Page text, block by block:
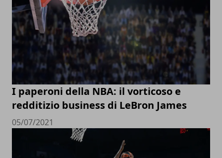
I paperoni della NBA: il vorticoso e
redditizio business di LeBron James
05/07/2021